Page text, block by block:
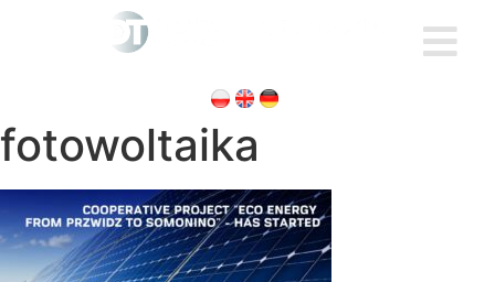
fotowoltaika